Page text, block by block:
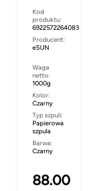
Kod
produktu:
6922572264083
Producent:
eSUN
Waga
netto:
1000g
Kolor:
Czarny
Typ szpuli:
Papierowa
szpula
Barwa:
Czarny
88.00